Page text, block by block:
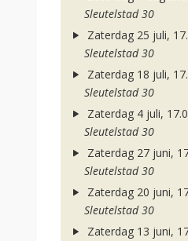
Sleutelstad 30
Zaterdag 25 juli,
Sleutelstad 30
Zaterdag 18 juli,
Sleutelstad 30
Zaterdag 4 juli,
Sleutelstad 30
Zaterdag 27 juni,
Sleutelstad 30
Zaterdag 20 juni,
Sleutelstad 30
Zaterdag 13 juni,